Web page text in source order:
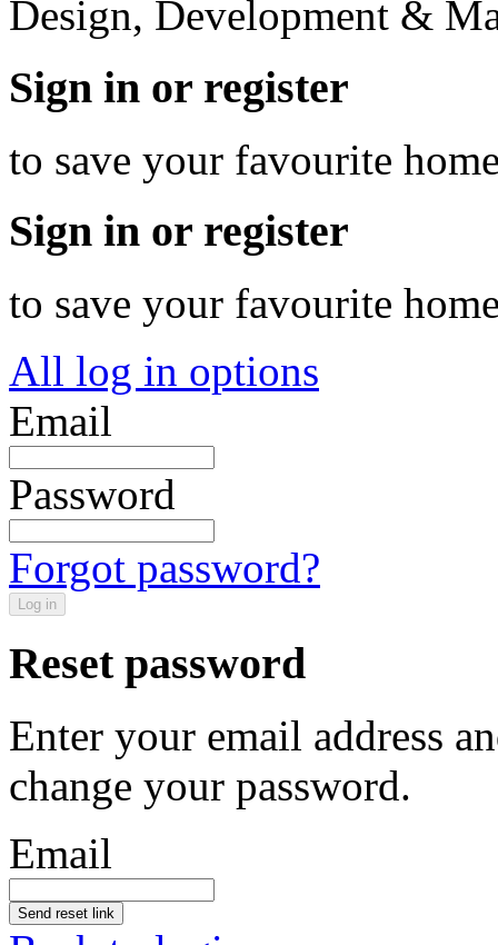
Design, Development &
Sign in or register
to save your favourite
Sign in or register
to save your favourite
All log in options
Email
Password
Forgot password?
Log in
Reset password
Enter your email address
change your password.
Email
Send reset link